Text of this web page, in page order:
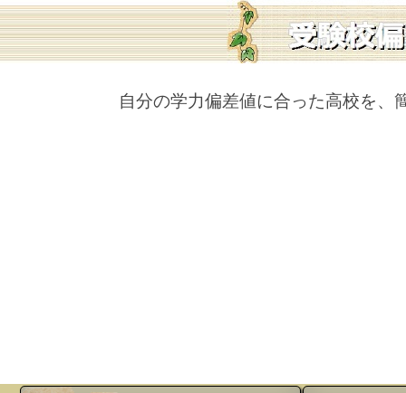
自分の学力偏差値に合った高校を、